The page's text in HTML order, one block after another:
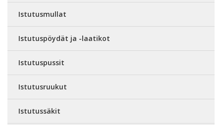
Istutusmullat
Istutuspöydät ja -laatikot
Istutuspussit
Istutusruukut
Istutussäkit